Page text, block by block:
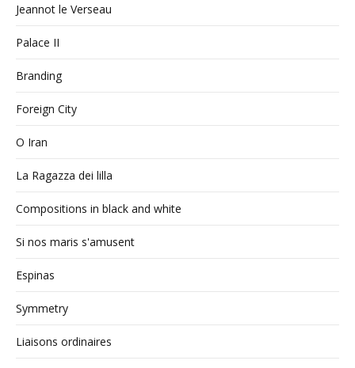
Jeannot le Verseau
Palace II
Branding
Foreign City
O Iran
La Ragazza dei lilla
Compositions in black and white
Si nos maris s'amusent
Espinas
Symmetry
Liaisons ordinaires